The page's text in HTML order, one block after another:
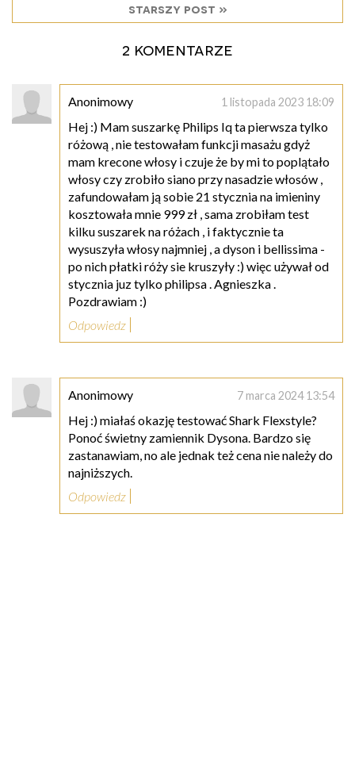
starszy post »
2 komentarze
Anonimowy 1 listopada 2023 18:09
Hej :) Mam suszarkę Philips Iq ta pierwsza tylko
różową , nie testowałam funkcji masażu gdyż
mam krecone włosy i czuje że by mi to poplątało
włosy czy zrobiło siano przy nasadzie włosów ,
zafundowałam ją sobie 21 stycznia na imieniny
kosztowała mnie 999 zł , sama zrobiłam test
kilku suszarek na różach , i faktycznie ta
wysuszyła włosy najmniej , a dyson i bellissima -
po nich płatki róży sie kruszyły :) więc używał od
stycznia juz tylko philipsa . Agnieszka .
Pozdrawiam :)
Odpowiedz
Anonimowy 7 marca 2024 13:54
Hej :) miałaś okazję testować Shark Flexstyle?
Ponoć świetny zamiennik Dysona. Bardzo się
zastanawiam, no ale jednak też cena nie należy do
najniższych.
Odpowiedz